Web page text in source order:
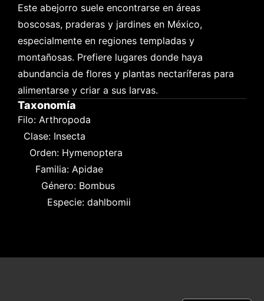
Este abejorro suele encontrarse en áreas
boscosas, praderas y jardines en México,
especialmente en regiones templadas y
montañosas. Prefiere lugares donde haya
abundancia de flores y plantas nectaríferas para
alimentarse y criar a sus larvas.
Taxonomía
Filo: Arthropoda
          Especie: dahlbomii